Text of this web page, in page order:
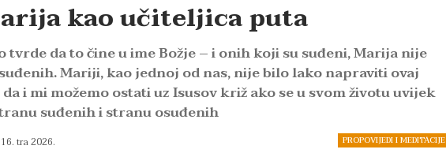
kao učiteljica puta
tvrde da to čine u ime Božje – i onih koji su suđeni, Marija nije
Mariji, kao jednoj od nas, nije bilo lako napraviti ovaj
i mi možemo ostati uz Isusov križ ako se u svom životu uvijek
suđenih i stranu osuđenih
PROPOVIJEDI I MEDITACIJE
16. tra 2026.